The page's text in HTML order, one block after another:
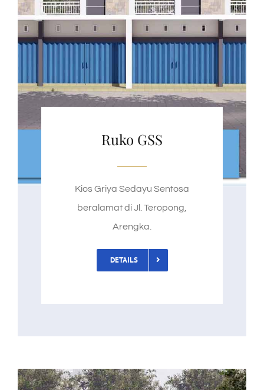
Ruko GSS
Kios Griya Sedayu Sentosa
beralamat di Jl. Teropong,
Arengka.
DETAILS